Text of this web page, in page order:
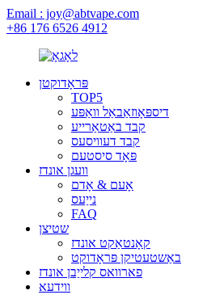
Email : joy@abtvape.com
+86 176 6526 4912
פּראָדוקטן
TOP5
דיספּאָוזאַבאַל וואַפּע
קבד באַטאַרייע
קבד דעוויסעס
פּאָד סיסטעם
וועגן אונדז
אָעם & אָדם
נייַעס
FAQ
שטיצן
קאָנטאַקט אונדז
באַשטעטיקן פּראָדוקט
פארוואס קלייַבן אונדז
ווידעא